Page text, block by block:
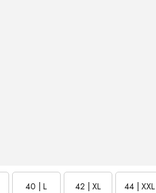
40 | L
42 | XL
44 | XXL